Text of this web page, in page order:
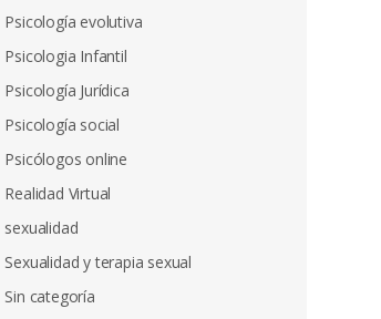
Psicología evolutiva
Psicologia Infantil
Psicología Jurídica
Psicología social
Psicólogos online
Realidad Virtual
sexualidad
Sexualidad y terapia sexual
Sin categoría